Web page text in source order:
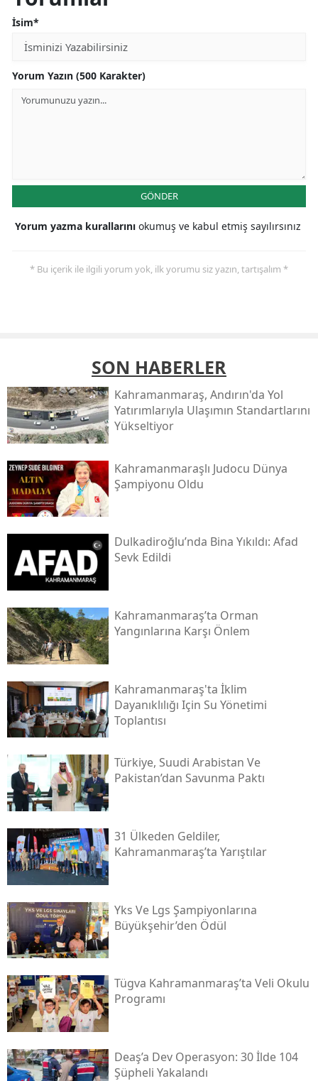
İsim*
Yorum Yazın (500 Karakter)
GÖNDER
Yorum yazma kurallarını okumuş ve kabul etmiş sayılırsınız
* Bu içerik ile ilgili yorum yok, ilk yorumu siz yazın, tartışalım *
SON HABERLER
Kahramanmaraş, Andırın'da Yol
Yatırımlarıyla Ulaşımın Standartlarını
Yükseltiyor
Kahramanmaraşlı Judocu Dünya
Şampiyonu Oldu
Dulkadiroğlu’nda Bina Yıkıldı: Afad
Sevk Edildi
Kahramanmaraş’ta Orman
Yangınlarına Karşı Önlem
Kahramanmaraş'ta İklim
Dayanıklılığı Için Su Yönetimi
Toplantısı
Türkiye, Suudi Arabistan Ve
Pakistan’dan Savunma Paktı
31 Ülkeden Geldiler,
Kahramanmaraş’ta Yarıştılar
Yks Ve Lgs Şampiyonlarına
Büyükşehir’den Ödül
Tügva Kahramanmaraş’ta Veli Okulu
Programı
Deaş’a Dev Operasyon: 30 İlde 104
Şüpheli Yakalandı